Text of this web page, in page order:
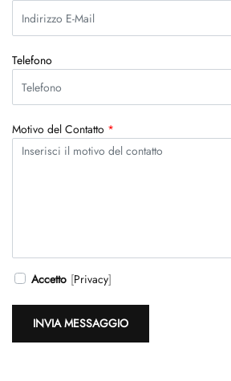
Telefono
Motivo del Contatto *
Accetto [Privacy]